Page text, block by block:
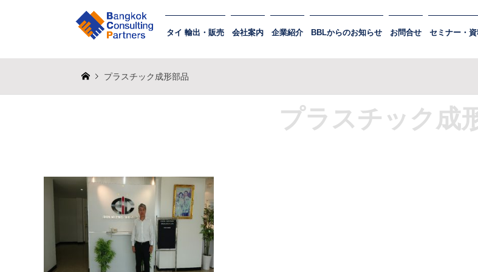
タイ 輸出・販売 会社案内 企業紹介 BBLからのお知らせ お問合せ セミナー・
プラスチック成形部品
プラスチック成